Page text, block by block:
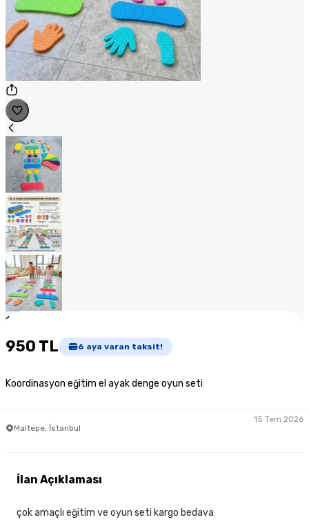
1
950 TL 6 aya varan taksit!
Koordinasyon eğitim el ayak denge oyun seti
Maltepe, İstanbul
15 Tem 2026
İlan Açıklaması
çok amaçlı eğitim ve oyun seti kargo bedava